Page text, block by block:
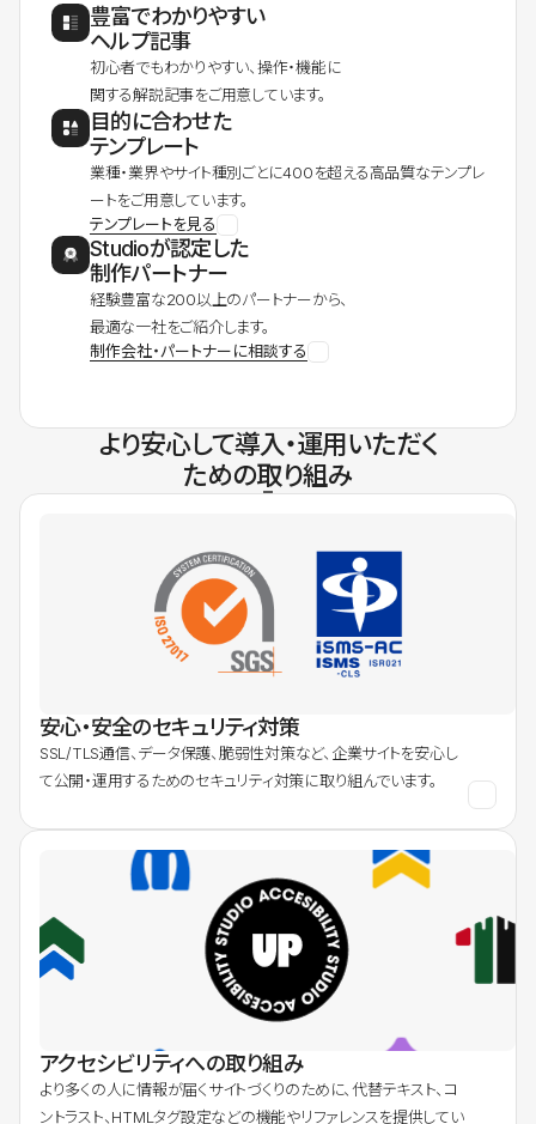
豊富でわかりやすい
ヘルプ記事
初心者でもわかりやすい、操作・機能に
関する解説記事をご用意しています。
目的に合わせた
テンプレート
業種・業界やサイト種別ごとに400を超える高品質なテンプレ
ートをご用意しています。
テンプレートを見る
Studioが認定した
制作パートナー
経験豊富な200以上のパートナーから、
最適な一社をご紹介します。
制作会社・パートナーに相談する
より安心して導入・運用いただく
ための取り組み
安心・安全のセキュリティ対策
SSL/TLS通信、データ保護、脆弱性対策など、企業サイトを安心し
て公開・運用するためのセキュリティ対策に取り組んでいます。
アクセシビリティへの取り組み
より多くの人に情報が届くサイトづくりのために、代替テキスト、コ
ントラスト、HTMLタグ設定などの機能やリファレンスを提供してい